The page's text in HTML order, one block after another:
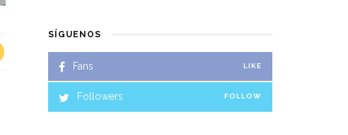
SÍGUENOS
Fans LIKE
Followers FOLLOW